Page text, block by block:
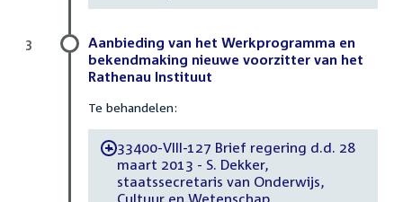
Aanbieding van het Werkprogramma en
bekendmaking nieuwe voorzitter van het
Rathenau Instituut
Te behandelen:
-33400-VIII-127 Brief regering d.d. 28
maart 2013 - S. Dekker,
staatssecretaris van Onderwijs,
Cultuur en Wetenschap
3